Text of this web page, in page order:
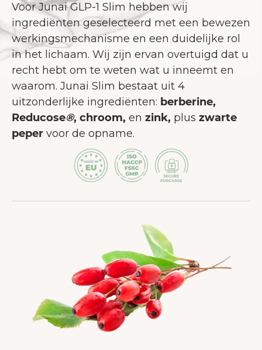
Voor Junai GLP-1 Slim hebben wij
ingrediënten geselecteerd met een bewezen
werkingsmechanisme en een duidelijke rol
in het lichaam. Wij zijn ervan overtuigd dat u
recht hebt om te weten wat u inneemt en
waarom. Junai Slim bestaat uit 4
uitzonderlijke ingrediënten: berberine,
Reducose®, chroom, en zink, plus zwarte
peper voor de opname.